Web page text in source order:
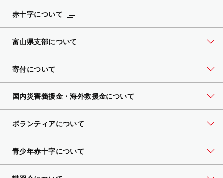
赤十字について
富山県支部について
寄付について
国内災害義援金・海外救援金について
ボランティアについて
青少年赤十字について